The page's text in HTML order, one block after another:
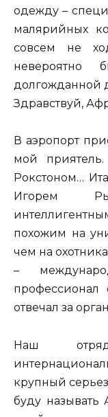
одежду –
малярийных
совсем не
долгожданной
Здравствуй,
В аэропорт
мой
Рокстоном…
Игорем
похожим на
чем на
–
профессионал
отвечал за
Наш
крупный
буду